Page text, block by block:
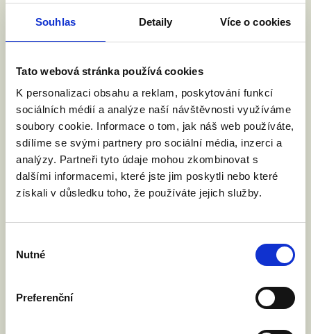
Souhlas Detaily Více o cookies
Tato webová stránka používá cookies
K personalizaci obsahu a reklam, poskytování funkcí
sociálních médií a analýze naší návštěvnosti využíváme
soubory cookie. Informace o tom, jak náš web používáte,
sdílíme se svými partnery pro sociální média, inzerci a
analýzy. Partneři tyto údaje mohou zkombinovat s
dalšími informacemi, které jste jim poskytli nebo které
získali v důsledku toho, že používáte jejich služby.
souhlasu
Nutné
Preferenční
HRANICÍCH ZTRÁCET SVÉ RODIČE
4. 6. 2026
Rada EU bude v pátek 5. června jednat o
rodičovství. Nejde o uznávání zahraničních
manželství, ale o uznávání rodičovských
práv. Vyzvali jsme ministra spravedlnosti
Jeronýma Tejce, aby Česká republika návrh
podpořila. O co jde?
Číst článek